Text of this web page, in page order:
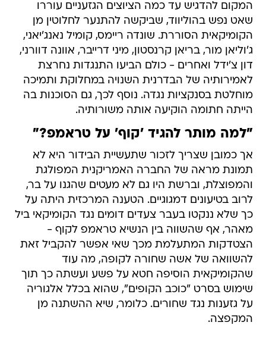
המקום להדגיש עד כמה הציוצים הגזעניים עוררו
שאט נפש בהוליווד, שביקשה להתנער לחלוטין מן
הקומיקאית הסוררת. שונדה ריימס, קומיל נאנג'יאני,
ג'וליאן מור, בריאן קרנסטון, מיני דרייבר, אוונה דוורני,
דון צ'ידל ואחרים - כולם הביעו התנגדות נחרצת
לאמירותיה של הבדרנית השנויה במחלוקת ותמיכה
מוחלטת בסנקציות נגדה. נוסף לכך, גם הסוכנות בה
הייתה חתומה הוקיעה אותה משורותיה.
"למה מותר להגיד 'קוף' על טראמפ?"
אך כמובן שצריך לזכור שתעשיית הבידור היא לא
תמונת מראה של החברה האמריקנית המפולגת
והמפוצלת, וברשת היו גם לא מעטים שהגנו על בר,
לרוב בטיעונים דמגוגיים. הטענה המרכזית היתה על
כך שלא ננקטו בעבר צעדים דומים נגד הקומיקאי ביל
מאהר, אף שהשווה בין הנשיא טראמפ לקוף -
הצטדקות המתעלמת מכך שאי אפשר להקביל זאת
להשוואה של אשה שחורה לקופה, מה עוד
שהקומיקאית הוסיפה חטא על פשע ועשתה כך תוך
שימוש בסרט "כוכב הקופים", שהוא בכלל אלגוריה
על גזענות נגד שחורים. כלומר, שיא ההשתנה מן
המקפצה.